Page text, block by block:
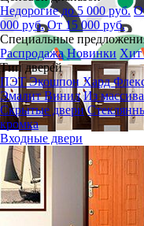
Недорогие до 5 000 руб.
000 руб. От 15 000 руб.
Специальные
Распродажа Новинки Хит
Тип дверей
ПЭТЭкошпон Хард
ЭмалитВинил Из массива
Скрытые двери
кромка
Входные двери